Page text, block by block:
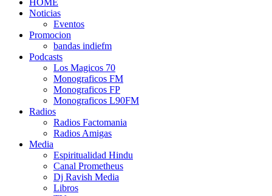
HOME
Noticias
Eventos
Promocion
bandas indiefm
Podcasts
Los Magicos 70
Monograficos FM
Monograficos FP
Monograficos L90FM
Radios
Radios Factomania
Radios Amigas
Media
Espiritualidad Hindu
Canal Prometheus
Dj Ravish Media
Libros